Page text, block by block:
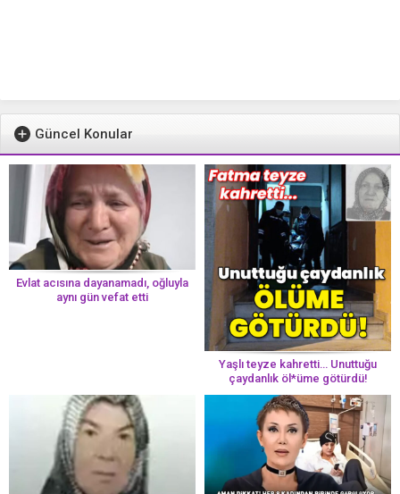
Güncel Konular
Evlat acısına dayanamadı, oğluyla
aynı gün vefat etti
Yaşlı teyze kahretti… Unuttuğu
çaydanlık öl*üme götürdü!